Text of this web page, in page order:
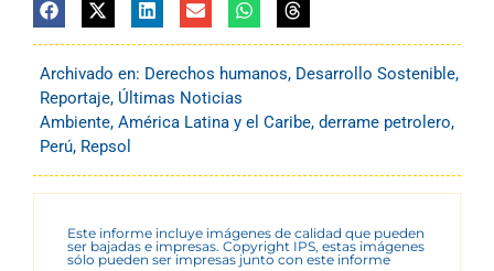
Archivado en: Derechos humanos, Desarrollo Sostenible,
Reportaje, Últimas Noticias
Ambiente, América Latina y el Caribe, derrame petrolero,
Perú, Repsol
Este informe incluye imágenes de calidad que pueden
ser bajadas e impresas. Copyright IPS, estas imágenes
sólo pueden ser impresas junto con este informe